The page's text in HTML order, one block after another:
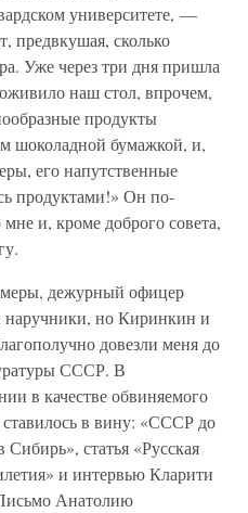
университете, —
предвкушая, сколько
Уже через три дня пришла
наш стол, впрочем,
продукты
шоколадной бумажкой, и,
его напутственные
продуктами!» Он по-
и, кроме доброго совета,
дежурный офицер
наручники, но Киринкин и
довезли меня до
СССР. В
в качестве обвиняемого
в вину: «СССР до
статья «Русская
и интервью Кларити
Анатолию